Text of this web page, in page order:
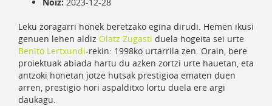
Leku zoragarri honek beretzako egina dirudi. Hemen ikusi
genuen lehen aldiz Olatz Zugasti duela hogeita sei urte
Benito Lertxundi-rekin: 1998ko urtarrila zen. Orain, bere
proiektuak abiada hartu du azken zortzi urte hauetan, eta
antzoki honetan jotze hutsak prestigioa ematen duen
arren, prestigio hori aspalditxo lortu duela ere argi
daukagu.